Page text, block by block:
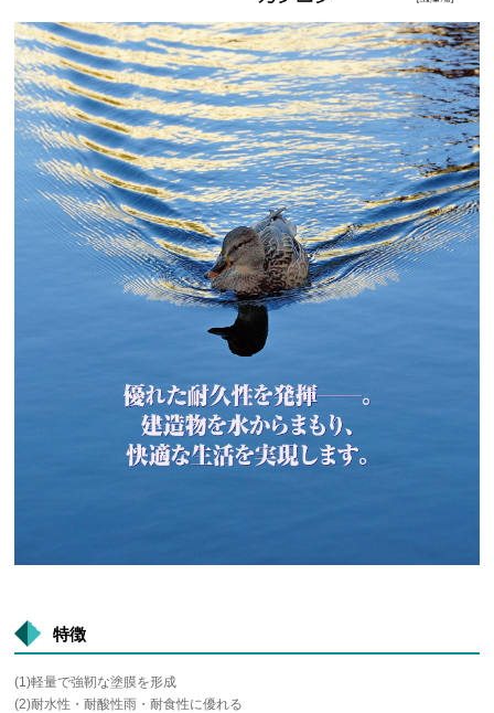
特徴
(1)軽量で強靭な塗膜を形成
(2)耐水性・耐酸性雨・耐食性に優れる